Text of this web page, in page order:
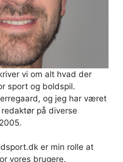
vi om alt hvad der
sport og boldspil.
og jeg har været
på diverse
er min rolle at
vores brugere.